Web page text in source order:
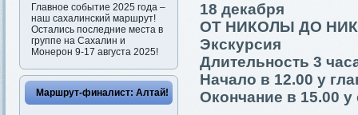
Главное событие 2025 года –
наш сахалинский маршрут!
Остались последние места в
группе на Сахалин и
Монерон 9-17 августа 2025!
Маршрут-финалист: Алтай!
18 декабря
ОТ НИКОЛЫ ДО
Экскурсия
Длительность 3
Начало в 12.00 у
Окончание в 15.00